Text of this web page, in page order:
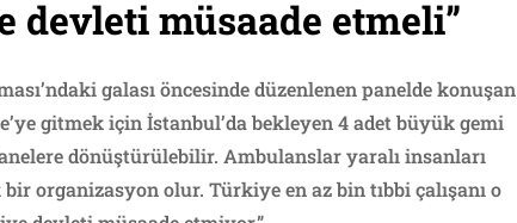
müsaade etmeli”
galası öncesinde düzenlenen panelde konuşan
gitmek için İstanbul’da bekleyen 4 adet büyük gemi
dönüştürülebilir. Ambulanslar yaralı insanları
organizasyon olur. Türkiye en az bin tıbbi çalışanı o